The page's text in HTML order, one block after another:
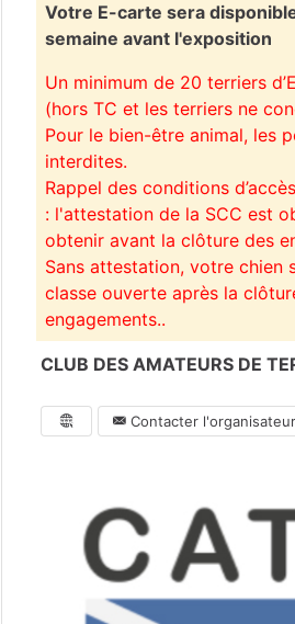
Votre E-carte sera
semaine avant l'exposition
Un minimum de 20 terriers
(hors TC et les terriers ne
Pour le bien-être animal, les
interdites.
Rappel des conditions
: l'attestation de la SCC est
obtenir avant la clôture des
Sans attestation, votre chien
classe ouverte après la
engagements..
CLUB DES AMATEURS DE
Contacter l'organisateur